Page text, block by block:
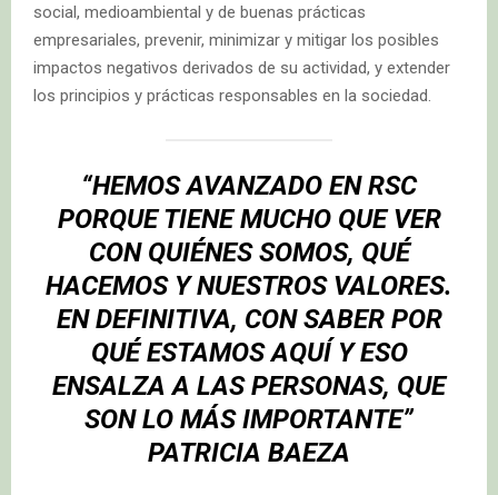
social, medioambiental y de buenas prácticas
empresariales, prevenir, minimizar y mitigar los posibles
impactos negativos derivados de su actividad, y extender
los principios y prácticas responsables en la sociedad.
“HEMOS AVANZADO EN RSC
PORQUE TIENE MUCHO QUE VER
CON QUIÉNES SOMOS, QUÉ
HACEMOS Y NUESTROS VALORES.
EN DEFINITIVA, CON SABER POR
QUÉ ESTAMOS AQUÍ Y ESO
ENSALZA A LAS PERSONAS, QUE
SON LO MÁS IMPORTANTE”
PATRICIA BAEZA